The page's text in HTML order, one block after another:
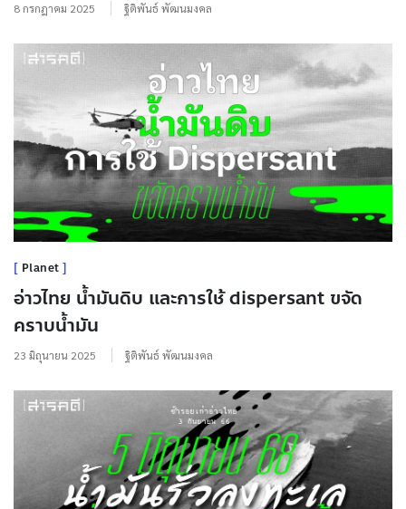
8 กรกฎาคม 2025 ฐิติพันธ์ พัฒนมงคล
Planet
อ่าวไทย น้ำมันดิบ และการใช้ dispersant ขจัด
คราบน้ำมัน
23 มิถุนายน 2025 ฐิติพันธ์ พัฒนมงคล